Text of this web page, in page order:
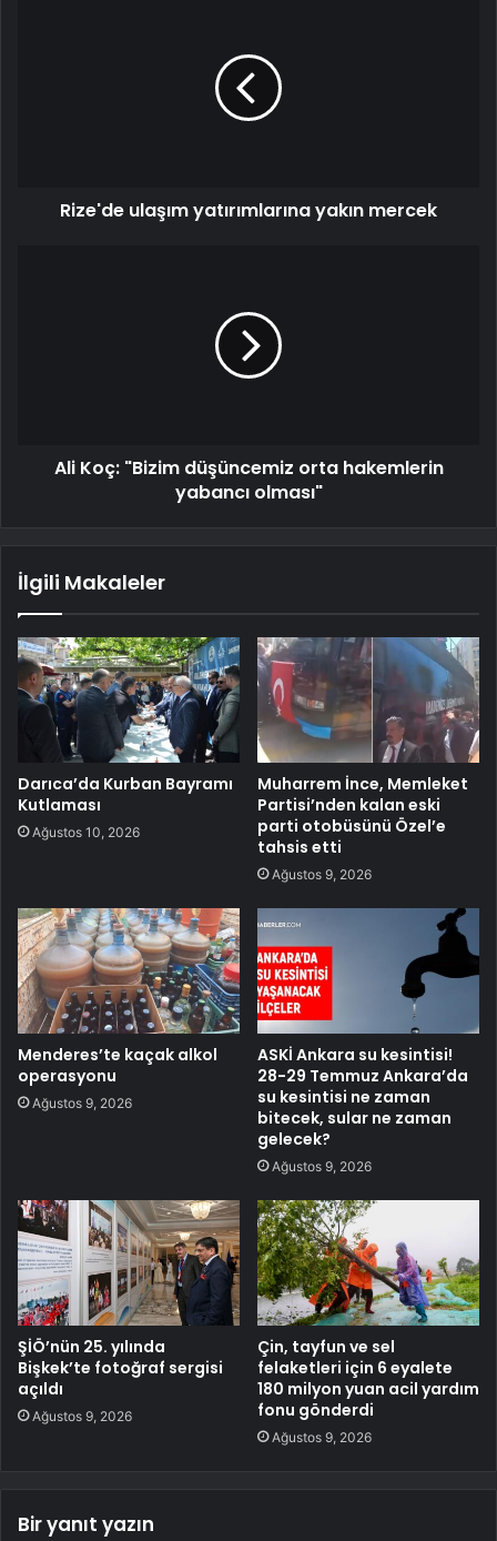
Rize'de ulaşım yatırımlarına yakın mercek
Ali Koç: "Bizim düşüncemiz orta hakemlerin
yabancı olması"
İlgili Makaleler
Darıca’da Kurban Bayramı
Kutlaması
Ağustos 10, 2026
Muharrem İnce, Memleket
Partisi’nden kalan eski
parti otobüsünü Özel’e
tahsis etti
Ağustos 9, 2026
Menderes’te kaçak alkol
operasyonu
Ağustos 9, 2026
ASKİ Ankara su kesintisi!
28-29 Temmuz Ankara’da
su kesintisi ne zaman
bitecek, sular ne zaman
gelecek?
Ağustos 9, 2026
ŞİÖ’nün 25. yılında
Bişkek’te fotoğraf sergisi
açıldı
Ağustos 9, 2026
Çin, tayfun ve sel
felaketleri için 6 eyalete
180 milyon yuan acil yardım
fonu gönderdi
Ağustos 9, 2026
Bir yanıt yazın